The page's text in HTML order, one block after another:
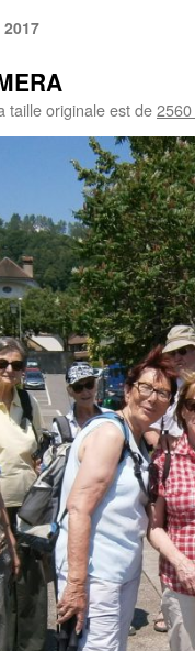
taille originale est de